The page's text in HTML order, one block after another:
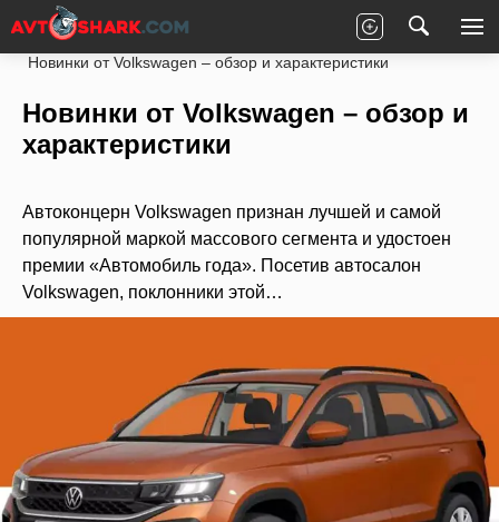
Главная Статьи
Новости партнеров
Новинки от Volkswagen – обзор и характеристики
Новинки от Volkswagen – обзор и
характеристики
Автоконцерн Volkswagen признан лучшей и самой
популярной маркой массового сегмента и удостоен
премии «Автомобиль года». Посетив автосалон
Volkswagen, поклонники этой…